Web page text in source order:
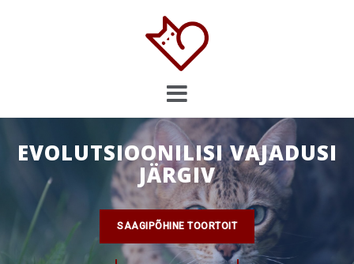
EVOLUTSIOONILISI VAJADUSI
JÄRGIV
SAAGIPÕHINE TOORTOIT